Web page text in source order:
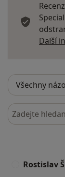
Další
Hledejte v
Rostislav